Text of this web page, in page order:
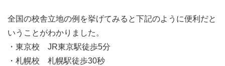
全国の校舎立地の例を挙げてみると下記のように便利だと
いうことがわかりました。
・東京校 JR東京駅徒歩5分
・札幌校 札幌駅徒歩30秒